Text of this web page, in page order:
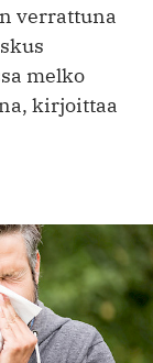
verrattuna
melko
kirjoittaa